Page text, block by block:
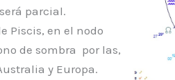
parcial.
Piscis, en el nodo
de sombra por las,
y Europa.